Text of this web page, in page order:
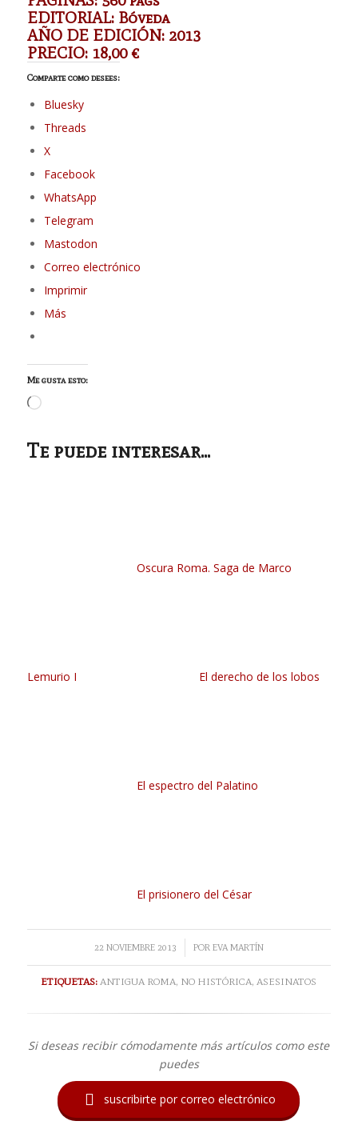
EDITORIAL: Bóveda
AÑO DE EDICIÓN: 2013
PRECIO: 18,00 €
Comparte como desees:
Bluesky
Threads
X
Facebook
WhatsApp
Telegram
Mastodon
Correo electrónico
Imprimir
Más
Me gusta esto:
Cargando...
Te puede interesar...
Oscura Roma. Saga de Marco
Lemurio I El derecho de los lobos
El espectro del Palatino
El prisionero del César
22 NOVIEMBRE 2013
/ POR EVA MARTÍN
ETIQUETAS: ANTIGUA ROMA, NO HISTÓRICA, ASESINATOS
Si deseas recibir cómodamente más artículos como este
puedes
 suscribirte por correo electrónico